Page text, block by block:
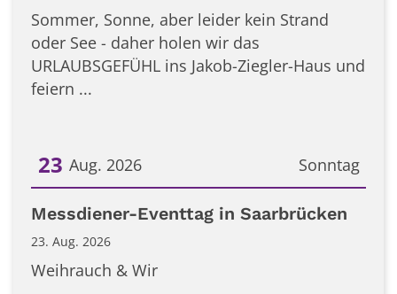
Sommer, Sonne, aber leider kein Strand
oder See - daher holen wir das
URLAUBSGEFÜHL ins Jakob-Ziegler-Haus und
feiern ...
Sonntag
23 Aug. 2026
Datum: 23. August 2026
Messdiener-Eventtag in Saarbrücken
23. Aug. 2026
Weihrauch & Wir